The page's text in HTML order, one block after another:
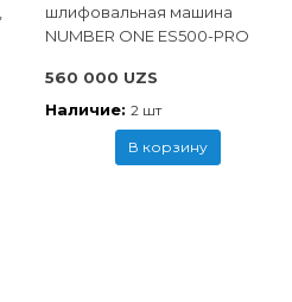
шлифовальная машина
NUMBER ONE ES500-PRO
560 000 UZS
Наличие: 2 шт
В корзину